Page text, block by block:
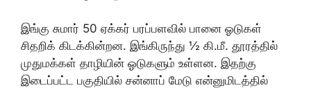
இங்கு சுமார் 50 ஏக்கர் பரப்பளவில் பானை ஓடுகள்
சிதறிக் கிடக்கின்றன. இங்கிருந்து ½ கி.மீ. தூரத்தில்
முதுமக்கள் தாழியின் ஓடுகளும் உள்ளன. இதற்கு
இடைப்பட்ட பகுதியில் சன்னாப் மேடு என்னுமிடத்தில்